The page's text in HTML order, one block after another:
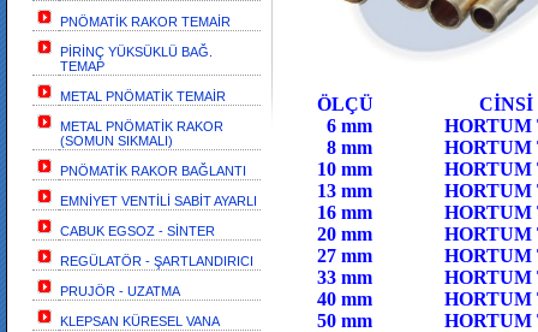
PNÖMATİK RAKOR TEMAİR
PİRİNÇ YÜKSÜKLÜ BAĞ.
TEMAP
METAL PNÖMATİK TEMAİR
METAL PNÖMATİK RAKOR
(SOMUN SIKMALI)
PNÖMATİK RAKOR BAĞLANTI
EMNİYET VENTİLİ SABİT AYARLI
CABUK EGSOZ - SİNTER
REGÜLATÖR - ŞARTLANDIRICI
PRUJÖR - UZATMA
KLEPSAN KÜRESEL VANA
6 mm
8 mm
10 mm
13 mm
16 mm
20 mm
27 mm
33 mm
40 mm HORTUM
50 mm HORTUM